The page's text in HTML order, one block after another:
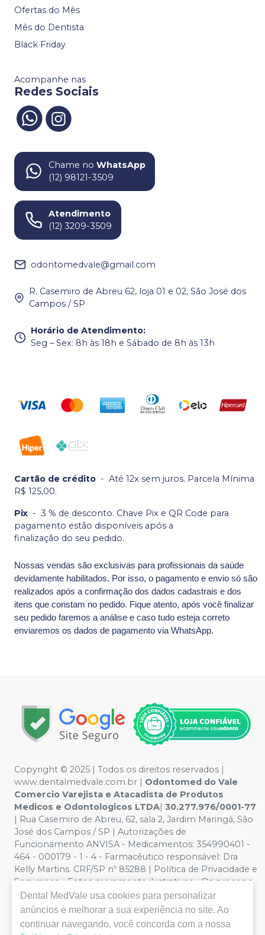
Ofertas do Mês
Mês do Dentista
Black Friday
Acompanhe nas
Redes Sociais
Chame no WhatsApp
(12) 98121-3509
Atendimento
(12) 3209-3509
odontomedvale@gmail.com
R. Casemiro de Abreu 62, loja 01 e 02, São José dos
Campos / SP
Horário de Atendimento:
Seg – Sex: 8h às 18h e Sábado de 8h às 13h
Cartão de crédito - Até 12x sem juros. Parcela Mínima
R$ 125,00.
Pix - 3 % de desconto. Chave Pix e QR Code para
pagamento estão disponíveis após a
finalização do seu pedido.
Nossas vendas são exclusivas para profissionais da saúde
devidamente habilitados. Por isso, o pagamento e envio só são
realizados após a confirmação dos dados cadastrais e dos
itens que constam no pedido. Fique atento, após você finalizar
seu pedido faremos a análise e caso tudo esteja correto
enviaremos os dados de pagamento via WhatsApp.
Copyright © 2025 | Todos os direitos reservados |
www.dentalmedvale.com.br | Odontomed do Vale
Comercio Varejista e Atacadista de Produtos
Medicos e Odontologicos LTDA 30.277.976/0001-77
| Rua Casemiro de Abreu, 62, sala 2, Jardim Maringá, São
José dos Campos / SP | Autorizações de
Funcionamento ANVISA - Medicamentos: 354990401 -
464 - 000179 - 1 - 4 - Farmacêutico responsável: Dra
Kelly Martins. CRF/SP nº 85288 | Política de Privacidade e
Segurança - Fotos meramente ilustrativas - Os preços e
condições da loja virtual estão sujeitos a alterações. Em
caso de divergência de preços no site, o valor válido é o
do Carrinho de Compra. Não vendemos por atacado,
por isso nos reservamos o direito de não atender
Dental MedVale usa cookies para personalizar
anúncios e melhorar a sua experiência no site. Ao
continuar navegando, você concorda com a nossa